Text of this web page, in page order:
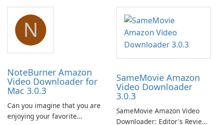
N
NoteBurner Amazon
Video Downloader for
Mac 3.0.3
Can you imagine that you are
enjoying your favorite
SameMovie Amazon
Video Downloader
3.0.3
SameMovie Amazon Video
Downloader: Editor's Review